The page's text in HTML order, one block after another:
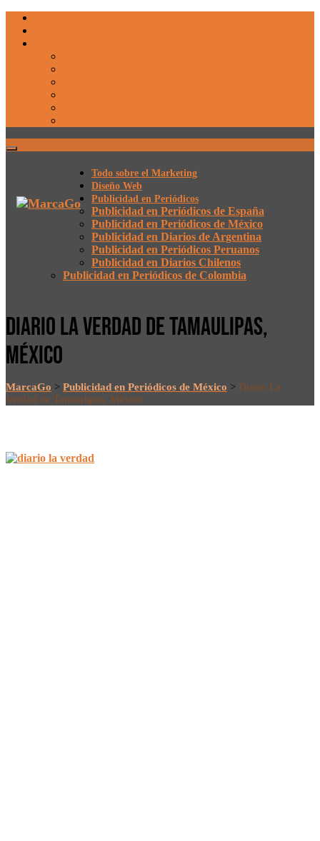
Todo sobre el Marketing
Diseño Web
Publicidad en Periódicos
Publicidad en Periódicos de España
Publicidad en Periódicos de México
Publicidad en Diarios de Argentina
Publicidad en Periódicos Peruanos
Publicidad en Diarios Chilenos
Publicidad en Periódicos de Colombia
DIARIO LA VERDAD DE TAMAULIPAS,
MÉXICO
MarcaGo > Publicidad en Periódicos de México > Diario La
Verdad de Tamaulipas, México